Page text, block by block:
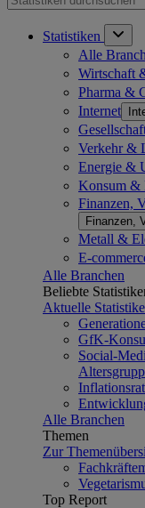
Statistiken
Alle
Wirtschaft
Pharma &
Internet
Verkehr &
Energie &
Konsum &
Finanzen,
Finanzen,
Metall &
E-
Alle Branchen
Beliebte
Aktuelle
GfK-
Social-
Alle Branchen
Themen
Zur
Top Report